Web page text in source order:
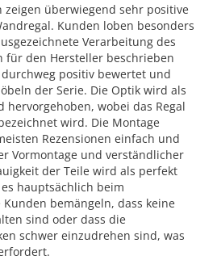
zeigen überwiegend sehr positive
Kunden loben besonders
Verarbeitung des
für den Hersteller beschrieben
positiv bewertet und
der Serie. Die Optik wird als
hervorgehoben, wobei das Regal
wird. Die Montage
Rezensionen einfach und
Vormontage und verständlicher
der Teile wird als perfekt
hauptsächlich beim
bemängeln, dass keine
sind oder dass die
schwer einzudrehen sind, was